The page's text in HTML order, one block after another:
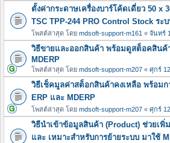
ตั้งค่ากระดาษเครื่องบาร์โค้ดเดี่ยว 50 x
TSC TPP-244 PRO Control Stock ระ
โพสต์ล่าสุด โดย mdsoft-support-m161 « จันทร์
วิธีขายและออกสินค้า พร้อมดูสต็อคสินค้
MDERP
โพสต์ล่าสุด โดย mdsoft-support-m207 « ศุกร์
วิธีเช็คมูลค่าสต็อกสินค้าคงเหลือ พร้อม
ERP และ MDERP
โพสต์ล่าสุด โดย mdsoft-support-m207 « ศุกร์
วิธีนำเข้าข้อมูลสินค้า (Product) ช่วยเพิ่
และ เหมาะสำหรับการย้ายระบบ มาใช้